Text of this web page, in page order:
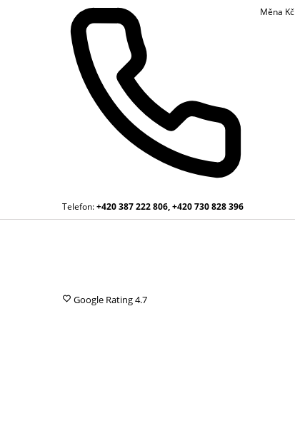
Telefon:+420 387 222 806, +420 730 828 396
Měna Kč
Google Rating4.7